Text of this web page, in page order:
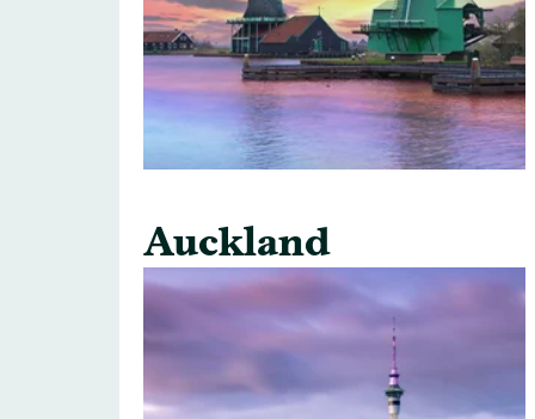
Auckland